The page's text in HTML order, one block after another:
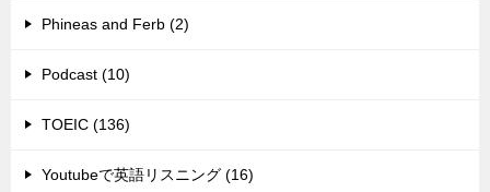
Phineas and Ferb (2)
Podcast (10)
TOEIC (136)
Youtubeで英語リスニング (16)